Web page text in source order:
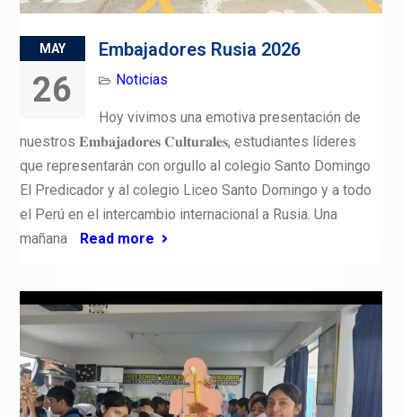
MAY
26
Embajadores Rusia 2026
Noticias
Hoy vivimos una emotiva presentación de
nuestros 𝐄𝐦𝐛𝐚𝐣𝐚𝐝𝐨𝐫𝐞𝐬 𝐂𝐮𝐥𝐭𝐮𝐫𝐚𝐥𝐞𝐬, estudiantes líderes
que representarán con orgullo al colegio Santo Domingo
El Predicador y al colegio Liceo Santo Domingo y a todo
el Perú en el intercambio internacional a Rusia. Una
mañana
Read more